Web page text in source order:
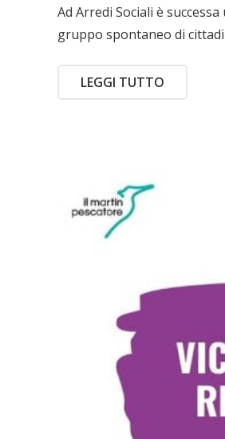
Ad Arredi Sociali è
gruppo spontaneo di
LEGGI TUTTO